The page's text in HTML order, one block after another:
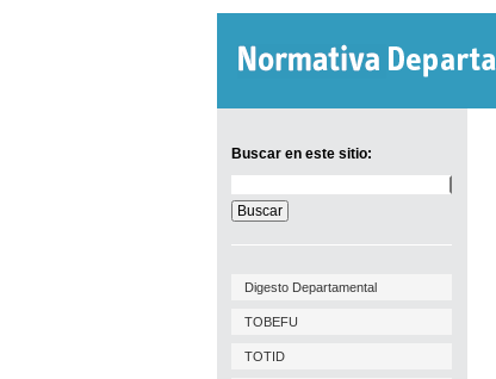
Buscar en este sitio:
en
este
sitio:
Digesto Departamental
TOBEFU
TOTID